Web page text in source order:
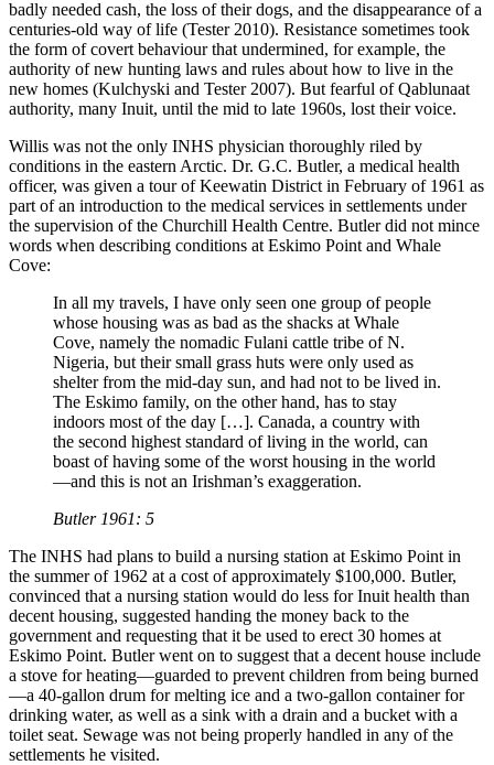
badly needed cash, the loss of their dogs, and the disappearance of a
centuries-old way of life (Tester 2010). Resistance sometimes took
the form of covert behaviour that undermined, for example, the
authority of new hunting laws and rules about how to live in the
new homes (Kulchyski and Tester 2007). But fearful of Qablunaat
authority, many Inuit, until the mid to late 1960s, lost their voice.
Willis was not the only INHS physician thoroughly riled by
conditions in the eastern Arctic. Dr. G.C. Butler, a medical health
officer, was given a tour of Keewatin District in February of 1961 as
part of an introduction to the medical services in settlements under
the supervision of the Churchill Health Centre. Butler did not mince
words when describing conditions at Eskimo Point and Whale
Cove:
In all my travels, I have only seen one group of people
whose housing was as bad as the shacks at Whale
Cove, namely the nomadic Fulani cattle tribe of N.
Nigeria, but their small grass huts were only used as
shelter from the mid-day sun, and had not to be lived in.
The Eskimo family, on the other hand, has to stay
indoors most of the day […]. Canada, a country with
the second highest standard of living in the world, can
boast of having some of the worst housing in the world
—and this is not an Irishman’s exaggeration.
Butler 1961: 5
The INHS had plans to build a nursing station at Eskimo Point in
the summer of 1962 at a cost of approximately $100,000. Butler,
convinced that a nursing station would do less for Inuit health than
decent housing, suggested handing the money back to the
government and requesting that it be used to erect 30 homes at
Eskimo Point. Butler went on to suggest that a decent house include
a stove for heating—guarded to prevent children from being burned
—a 40-gallon drum for melting ice and a two-gallon container for
drinking water, as well as a sink with a drain and a bucket with a
toilet seat. Sewage was not being properly handled in any of the
settlements he visited.